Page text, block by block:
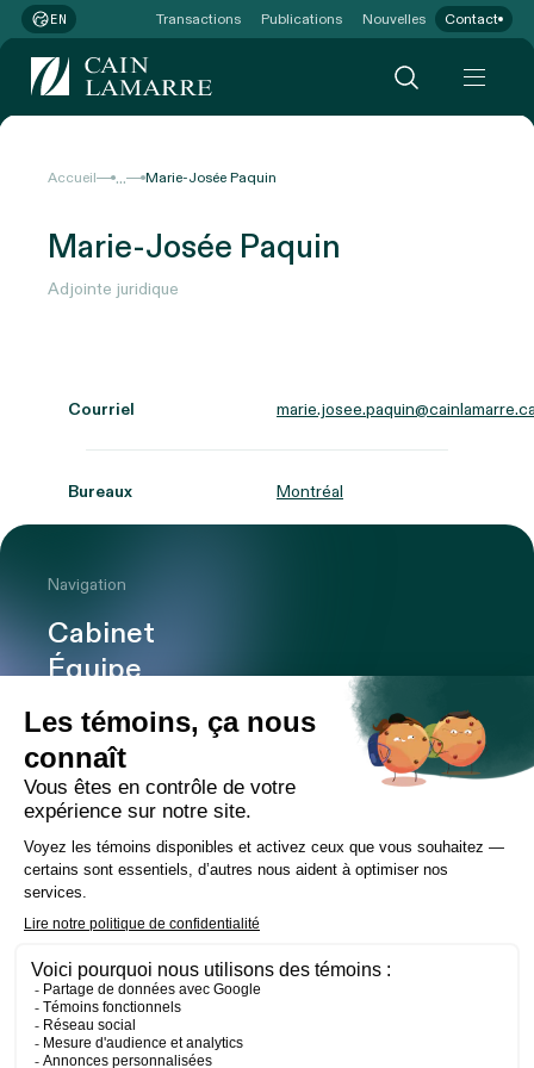
EN Transactions Publications Nouvelles Contact
Accueil ... Marie-Josée Paquin
Marie-Josée Paquin
Adjointe juridique
Courriel
Bureaux Montréal
Navigation
Cabinet
Équipe
Expertises
Bureaux
Carrière
Transactions
Nouvelles
Contact
LinkedIn Instagram